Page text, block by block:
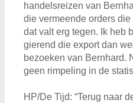
handelsreizen van
die vermeende orders
dat valt erg tegen. Ik heb
gierend die export dan
bezoeken van Bernhard.
geen rimpeling in de
HP/De Tijd: “Terug naar